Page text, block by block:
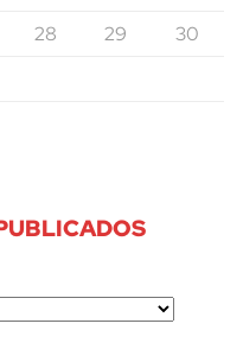
28 29
30